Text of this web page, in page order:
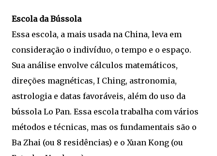
Escola da Bússola
Essa escola, a mais usada na China, leva em
consideração o indivíduo, o tempo e o espaço.
Sua análise envolve cálculos matemáticos,
direções magnéticas, I Ching, astronomia,
astrologia e datas favoráveis, além do uso da
bússola Lo Pan. Essa escola trabalha com vários
métodos e técnicas, mas os fundamentais são o
Ba Zhai (ou 8 residências) e o Xuan Kong (ou